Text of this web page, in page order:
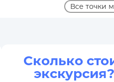
Все точки
Сколько
экскурсия?